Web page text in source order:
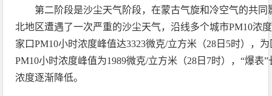
第二阶段是沙尘天气阶段，在蒙古气旋和冷空气的共同
北地区遭遇了一次严重的沙尘天气，沿线多个城市PM10浓
家口PM10小时浓度峰值达3323微克/立方米（28日5时），
PM10小时浓度峰值为1989微克/立方米（28日7时），“爆表
浓度逐渐降低。